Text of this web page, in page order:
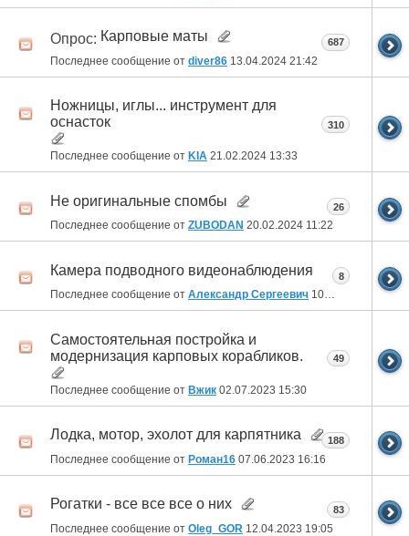
Опрос: Карповые маты
Последнее сообщение от diver86 13.04.2024 21:42
687
Ножницы, иглы... инструмент для
оснасток
Последнее сообщение от KIA 21.02.2024 13:33
310
Не оригинальные спомбы
Последнее сообщение от ZUBODAN 20.02.2024 11:22
26
Камера подводного видеонаблюдения
Последнее сообщение от Александр Сергеевич 10.12.2023 23:38
8
Самостоятельная постройка и
модернизация карповых корабликов.
Последнее сообщение от Вжик 02.07.2023 15:30
49
Лодка, мотор, эхолот для карпятника
Последнее сообщение от Роман16 07.06.2023 16:16
188
Рогатки - все все все о них
Последнее сообщение от Oleg_GOR 12.04.2023 19:05
83